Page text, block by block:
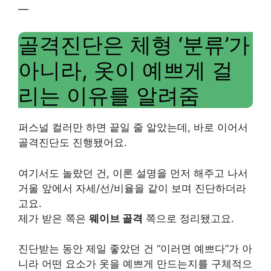
—
골격진단은 체형 ‘분류’가
아니라, 옷이 예쁘게 걸
리는 이유를 알려줌
퍼스널 컬러만 하면 끝일 줄 알았는데, 바로 이어서
골격진단도 진행됐어요.
여기서도 놀랐던 건, 이론 설명을 먼저 해주고 나서
거울 앞에서 자세/선/비율을 같이 보며 진단하더라
고요.
제가 받은 쪽은 웨이브 골격 쪽으로 정리됐고요.
진단받는 동안 제일 좋았던 건 “이러면 예쁘다”가 아
니라 어떤 요소가 옷을 예쁘게 만드는지를 구체적으